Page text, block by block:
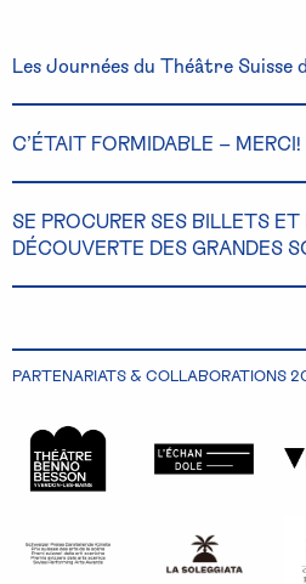
Les Journées du Théâtre Suisse
C’ÉTAIT FORMIDABLE – MERCI!
SE PROCURER SES BILLETS
DÉCOUVERTE DES GRANDES
PARTENARIATS & COLLABORATIONS